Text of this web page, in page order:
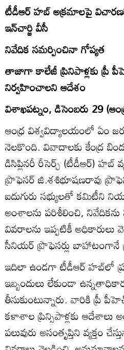
టీడీఆర్‌ హబ్‌ అక్రమాలపై
ఇన్‌చార్జి వీసీ
నివేదిక సమర్పించినా గోప్యత
తాజాగా కాలేజీ ప్రినిపాళ్లకు ప్రీ
నిర్వహించాలని ఆదేశం
విశాఖపట్నం, డిసెంబరు 29
ఆంధ్ర విశ్వవిద్యాలయంలో ఏం
నెలకొంది. వివాదాలకు కేంద్ర
డిసిప్లినరీ రీసెర్చ్‌ (టీడీఆర్‌) హబ్‌
ప్రొఫెసర్‌ జి.శశిభూషణరావు
ఐదుగురు సభ్యులతో కమిటీని
అంశాలను పరిశీలించి,
వివరాలను ఇప్పటికీ అధికారులు
సీనియర్‌ ప్రొఫెసర్లు బాహాటంగానే
ఇదిలా ఉండగా టీడీఆర్‌ హబ్‌లో
ఇబ్బందులు లేకుండా
తీసుకుంటున్నారు. వారికి ప్రీ
కళాశాల ప్రిన్సిపాళ్లకు ఆదేశాలు
పలువురు అసంతృప్తిని వ్యక్తం